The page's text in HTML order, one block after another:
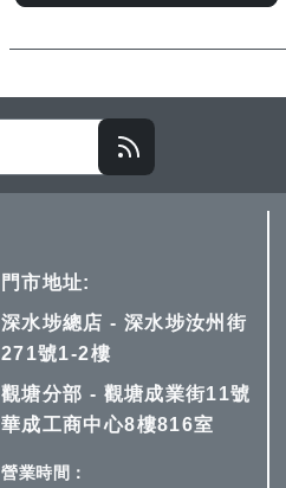
願
望
清
比
較
門市地址:
深水埗總店 - 深水埗汝州街
271號1-2樓
觀塘分部 - 觀塘成業街11號
華成工商中心8樓816室
營業時間：